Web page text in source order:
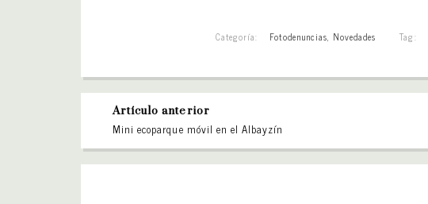
Categoría: Fotodenuncias, Novedades Tag:
Artículo anterior
Mini ecoparque móvil en el Albayzín